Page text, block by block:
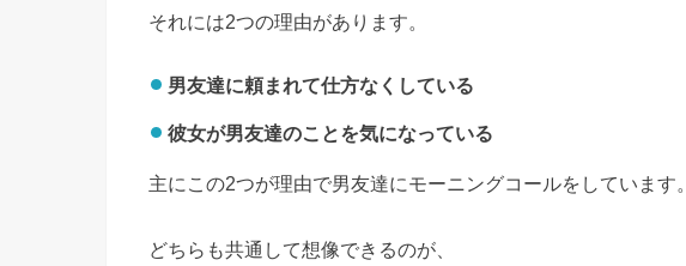
それには2つの理由があります。
男友達に頼まれて仕方なくしている
彼女が男友達のことを気になっている
主にこの2つが理由で男友達にモーニングコールをしています。
どちらも共通して想像できるのが、